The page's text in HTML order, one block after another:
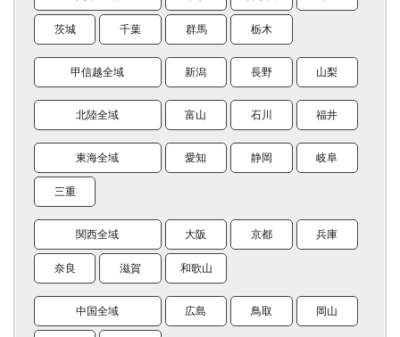
茨城 千葉 群馬 栃木
甲信越全域 新潟 長野 山梨
北陸全域 富山 石川 福井
東海全域 愛知 静岡 岐阜
三重
関西全域 大阪 京都 兵庫
奈良 滋賀 和歌山
中国全域 広島 鳥取 岡山